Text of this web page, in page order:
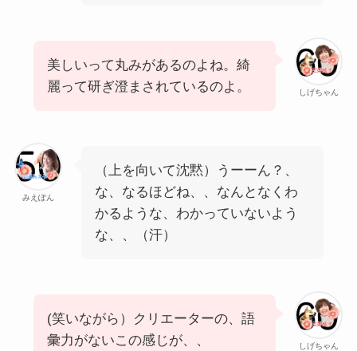
しげちゃん
美しいって丸みがあるのよね。綺
麗って研ぎ澄まされているのよ。
みえぽん
（上を向いて沈黙）うーーん？、
な、なるほどね、、なんとなくわ
かるような、わかっていないよう
な、、（汗）
しげちゃん
(笑いながら）クリエーターの、語
彙力がないこの感じが、、